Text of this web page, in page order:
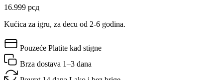
16.999 рсд
Kućica za igru, za decu od 2-6 godina.
Pouzeće Platite kad stigne
Brza dostava 1–3 dana